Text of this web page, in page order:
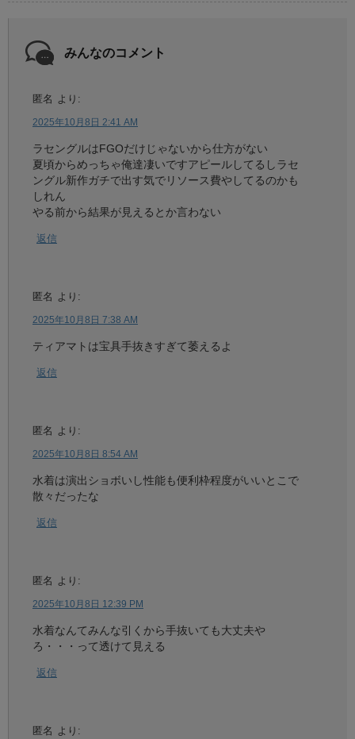
みんなのコメント
匿名 より:
2025年10月8日 2:41 AM
ラセングルはFGOだけじゃないから仕方がない
夏頃からめっちゃ俺達凄いですアピールしてるしラセ
ングル新作ガチで出す気でリソース費やしてるのかも
しれん
やる前から結果が見えるとか言わない
返信
匿名 より:
2025年10月8日 7:38 AM
ティアマトは宝具手抜きすぎて萎えるよ
返信
匿名 より:
2025年10月8日 8:54 AM
水着は演出ショボいし性能も便利枠程度がいいとこで
散々だったな
返信
匿名 より:
2025年10月8日 12:39 PM
水着なんてみんな引くから手抜いても大丈夫や
ろ・・・って透けて見える
返信
匿名 より: